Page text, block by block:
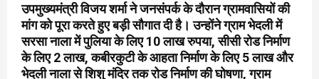
उपमुख्यमंत्री विजय शर्मा ने जनसंपर्क के दौरान ग्रामवासियों की
मांग को पूरा करते हुए बड़ी सौगात दी है। उन्होंने ग्राम भेदली में
सरसा नाला में पुलिया के लिए 10 लाख रुपया, सीसी रोड निर्माण
के लिए 2 लाख, कबीरकुटी के आहता निर्माण के लिए 5 लाख और
भेदली नाला से शिशु मंदिर तक रोड निर्माण की घोषणा, ग्राम